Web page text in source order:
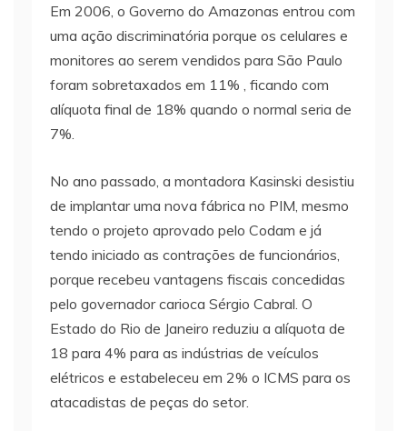
Em 2006, o Governo do Amazonas entrou com
uma ação discriminatória porque os celulares e
monitores ao serem vendidos para São Paulo
foram sobretaxados em 11% , ficando com
alíquota final de 18% quando o normal seria de
7%.
No ano passado, a montadora Kasinski desistiu
de implantar uma nova fábrica no PIM, mesmo
tendo o projeto aprovado pelo Codam e já
tendo iniciado as contrações de funcionários,
porque recebeu vantagens fiscais concedidas
pelo governador carioca Sérgio Cabral. O
Estado do Rio de Janeiro reduziu a alíquota de
18 para 4% para as indústrias de veículos
elétricos e estabeleceu em 2% o ICMS para os
atacadistas de peças do setor.